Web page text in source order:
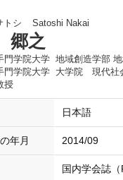
シ Satoshi Nakai
之
門学院大学 地域創造学部
門学院大学 大学院 現代社
授
日本語
年月 2014/09
国内学会誌（